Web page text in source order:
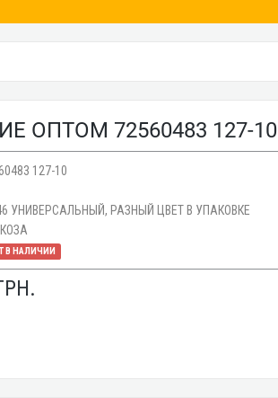
ОПТОМ 72560483 127-10
127-10
УНИВЕРСАЛЬНЫЙ, РАЗНЫЙ ЦВЕТ В УПАКОВКЕ
В НАЛИЧИИ